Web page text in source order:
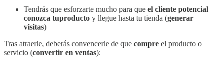
Tendrás que esforzarte mucho para que el cliente potencial
conozca tuproducto y llegue hasta tu tienda (generar
visitas)
Tras atraerle, deberás convencerle de que compre el producto o
servicio (convertir en ventas):